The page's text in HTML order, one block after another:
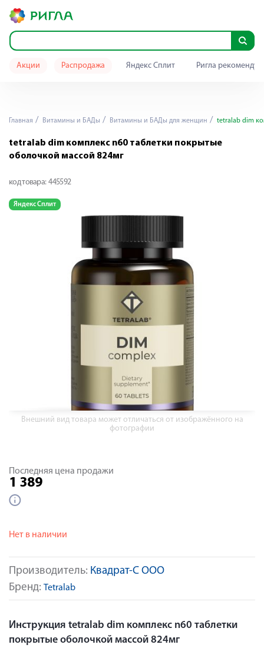
Акции Распродажа Яндекс Сплит Ригла
Главная Витамины и БАДы Витамины и БАДы для женщин tetralab dim
tetralab dim комплекс n60 таблетки покрытые
оболочкой массой 824мг
код товара: 445592
Яндекс Сплит
Внешний вид товара может отличаться от изображённого на
фотографии
Производитель: Квадрат-С ООО
Бренд: Tetralab
Последняя цена продажи
1 389
Нет в наличии
Инструкция tetralab dim комплекс n60 таблетки
покрытые оболочкой массой 824мг